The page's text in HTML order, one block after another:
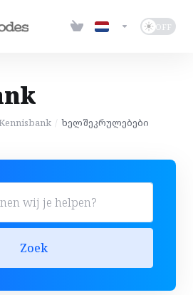
ხელშეკრულებები
Zoek